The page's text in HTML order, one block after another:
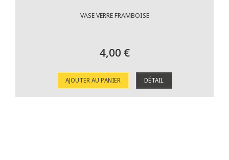
VASE VERRE FRAMBOISE
4,00 €
AJOUTER AU PANIER DÉTAIL